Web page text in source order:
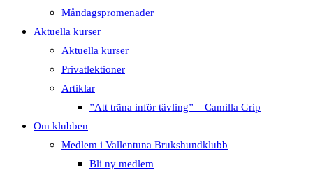
Måndagspromenader
Aktuella kurser
Aktuella kurser
Privatlektioner
Artiklar
”Att träna inför tävling” – Camilla Grip
Om klubben
Medlem i Vallentuna Brukshundklubb
Bli ny medlem